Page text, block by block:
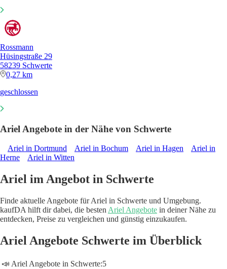
Rossmann
Hüsingstraße 29
58239 Schwerte
0,27 km
geschlossen
Ariel Angebote in der Nähe von Schwerte
Ariel in Dortmund Ariel in Bochum Ariel in Hagen
Ariel in
Herne
Ariel in Witten
Ariel im Angebot in Schwerte
Finde aktuelle Angebote für Ariel in Schwerte und Umgebung.
kaufDA hilft dir dabei, die besten Ariel Angebote in deiner Nähe zu
entdecken, Preise zu vergleichen und günstig einzukaufen.
Ariel Angebote Schwerte im Überblick
📣 Ariel Angebote in Schwerte:5